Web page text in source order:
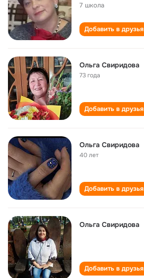
7 школа
Добавить в друзья
Ольга Свиридова
73 года
Добавить в друзья
Ольга Свиридова
40 лет
Добавить в друзья
Ольга Свиридова
Добавить в друзья